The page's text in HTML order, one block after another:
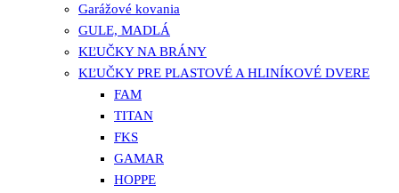
Garážové kovania
GULE, MADLÁ
KĽUČKY NA BRÁNY
KĽUČKY PRE PLASTOVÉ A HLINÍKOVÉ DVERE
FAM
TITAN
FKS
GAMAR
HOPPE